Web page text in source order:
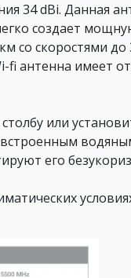
34 dBi. Данная
создает
скоростями до
антенна имеет
или
его